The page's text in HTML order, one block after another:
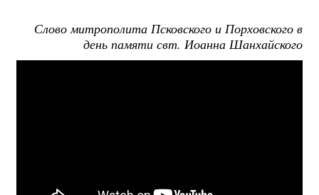
Слово митрополита Псковского и Порховского в
день памяти свт. Иоанна Шанхайского